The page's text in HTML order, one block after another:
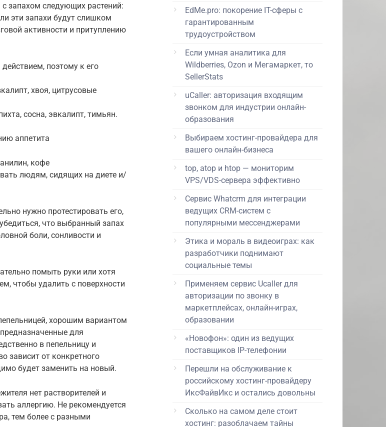
запахом следующих растений:
эти запахи будут слишком
активности и притуплению
поэтому к его
хвоя, цитрусовые
сосна, эвкалипт, тимьян.
аппетита
кофе
людям, сидящих на диете и/
нужно протестировать его,
что выбранный запах
боли, сонливости и
помыть руки или хотя
чтобы удалить с поверхности
хорошим вариантом
для
в пепельницу и
зависит от конкретного
будет заменить на новый.
нет растворителей и
аллергию. Не рекомендуется
тем более с разными
EdMe.pro: покорение IT-сферы с
гарантированным
трудоустройством
Если умная аналитика для
Wildberries, Ozon и Мегамаркет, то
SellerStats
uCaller: авторизация входящим
звонком для индустрии онлайн-
образования
Выбираем хостинг-провайдера для
вашего онлайн-бизнеса
top, atop и htop — мониторим
VPS/VDS-сервера эффективно
Сервис Whatcrm для интеграции
ведущих CRM-систем с
популярными мессенджерами
Этика и мораль в видеоиграх: как
разработчики поднимают
социальные темы
Применяем сервис Ucaller для
авторизации по звонку в
маркетплейсах, онлайн-играх,
образовании
«Новофон»: один из ведущих
поставщиков IP-телефонии
Перешли на обслуживание к
российскому хостинг-провайдеру
ИксФайвИкс и остались довольны
Сколько на самом деле стоит
хостинг: разоблачаем тайны